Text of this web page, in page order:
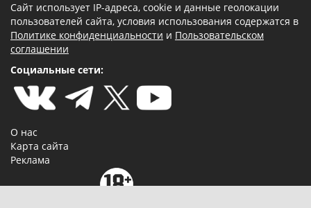
Сайт использует IP-адреса, cookie и данные геолокации
пользователей сайта, условия использования содержатся в
Политике конфиденциальности и Пользовательском
соглашении
Социальные сети:
О нас
Карта сайта
Реклама